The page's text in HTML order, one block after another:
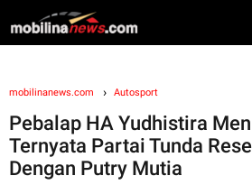
mobilinanews.com Autosport
Pebalap HA Yudhistira
Ternyata Partai Tunda
Dengan Putry Mutia